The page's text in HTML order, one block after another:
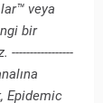
veya
bir
Epidemic